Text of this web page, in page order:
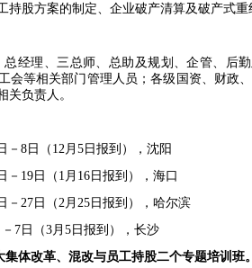
持股方案的制定、企业破产清算及破产式
总经理、三总师、总助及规划、企管、后
会等相关部门管理人员；各级国资、财政
关负责人。
－8日（12月5日报到），沈阳
－19日（1月16日报到），海口
－27日（2月25日报到），哈尔滨
7日（3月5日报到），长沙
集体改革、混改与员工持股二个专题培训班